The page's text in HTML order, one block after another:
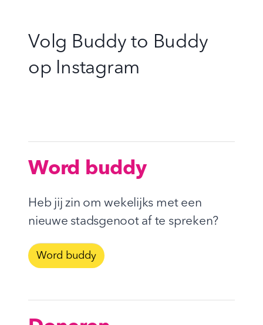
Volg Buddy to Buddy
op Instagram
Word buddy
Heb jij zin om wekelijks met een
nieuwe stadsgenoot af te spreken?
Word buddy